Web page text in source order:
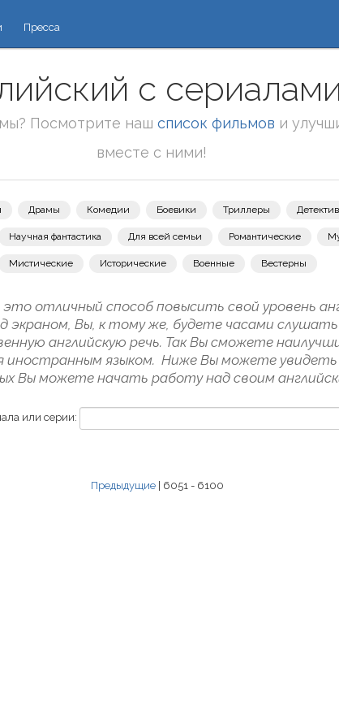
Пресса
с
Посмотрите наш список фильмов и
вместе с ними!
Драмы Комедии Боевики Триллеры
Научная фантастика Для всей семьи Романтические
Мистические Исторические Военные Вестерны
отличный способ повысить свой уровень
экраном, Вы, к тому же, будете часами
английскую речь. Так Вы сможете
иностранным языком. Ниже Вы можете увидеть
Вы можете начать работу над своим
или серии:
Предыдущие | 6051 - 6100